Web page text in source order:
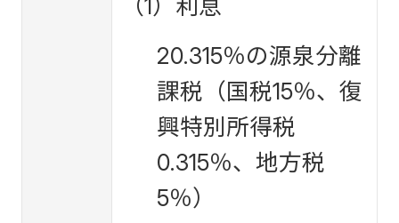
（1）利息
20.315％の源泉分離
課税（国税15％、復
興特別所得税
0.315％、地方税
5％）